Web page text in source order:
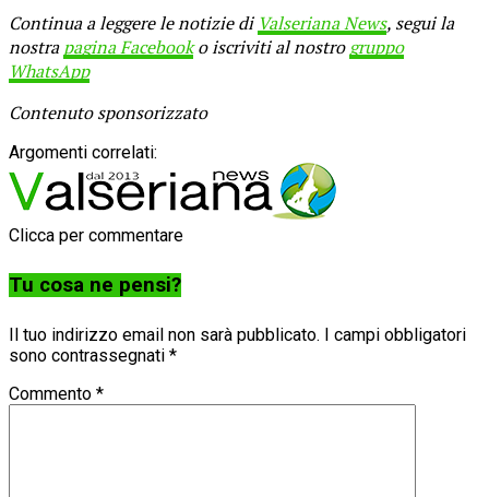
Continua a leggere le notizie di Valseriana News, segui la
nostrapagina Facebooko iscriviti al nostrogruppo
WhatsApp
Contenuto sponsorizzato
Argomenti correlati:
Clicca per commentare
Tu cosa ne pensi?
Il tuo indirizzo email non sarà pubblicato. I campi obbligatori
sono contrassegnati *
Commento *